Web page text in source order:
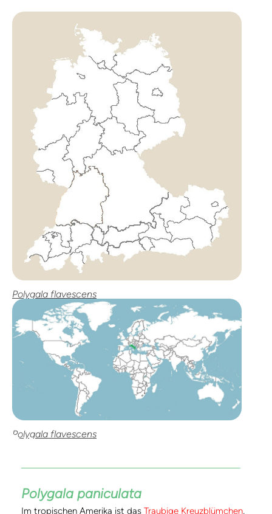
Polygala flavescens
Polygala flavescens
Polygala paniculata
Im tropischen Amerika ist das Traubige Kreuzblümchen,